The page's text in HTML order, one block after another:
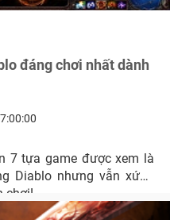
đáng chơi nhất dành
7 tựa game được xem là
Diablo nhưng vẫn xứng
chơi!